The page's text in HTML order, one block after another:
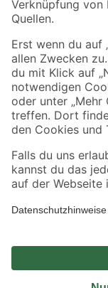
Sicher einkaufen
Jetzt die toom-App
Alle Preisangaben in EUR
Umständen nicht in allen
Produkte nur solange der
*Paketversand ab 59 €
Nutzungsbedingungen